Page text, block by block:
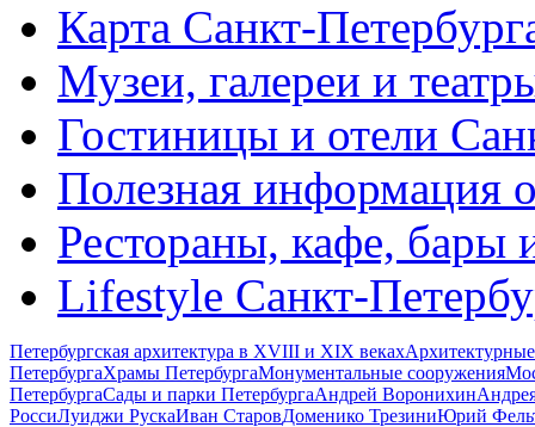
Карта Санкт-
Музеи, галереи и
Гостиницы и отели
Полезная информация
Рестораны, кафе, бары
Lifestyle Санкт-
Петербургская архитектура в XVIII и XIX веках
ПетербургаХрамы ПетербургаМонументальные сооружения
ПетербургаСады и парки ПетербургаАндрей Воронихин
РоссиЛуиджи РускаИван СтаровДоменико ТрезиниЮрий